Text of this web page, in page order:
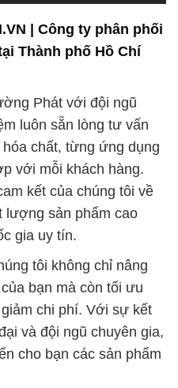
| Công ty phân phối
Thành phố Hồ Chí
Phát với đội ngũ
luôn sẵn lòng tư vấn
chất, từng ứng dụng
với mỗi khách hàng.
kết của chúng tôi về
lượng sản phẩm cao
gia uy tín.
tôi không chỉ nâng
bạn mà còn tối ưu
chi phí. Với sự kết
và đội ngũ chuyên gia,
cho bạn các sản phẩm